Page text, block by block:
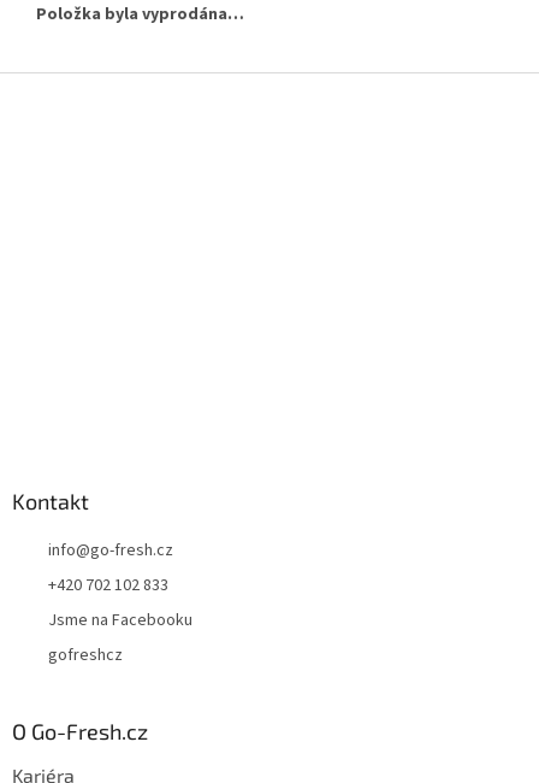
Položka byla vyprodána…
Kontakt
info@go-fresh.cz
+420 702 102 833
Jsme na Facebooku
gofreshcz
O Go-Fresh.cz
Kariéra